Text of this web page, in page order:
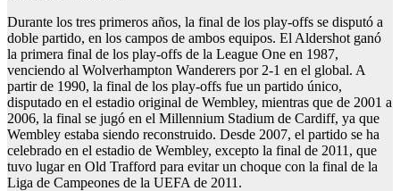
Durante los tres primeros años, la final de los play-offs se disputó a
doble partido, en los campos de ambos equipos. El Aldershot ganó
la primera final de los play-offs de la League One en 1987,
venciendo al Wolverhampton Wanderers por 2-1 en el global. A
partir de 1990, la final de los play-offs fue un partido único,
disputado en el estadio original de Wembley, mientras que de 2001 a
2006, la final se jugó en el Millennium Stadium de Cardiff, ya que
Wembley estaba siendo reconstruido. Desde 2007, el partido se ha
celebrado en el estadio de Wembley, excepto la final de 2011, que
tuvo lugar en Old Trafford para evitar un choque con la final de la
Liga de Campeones de la UEFA de 2011.